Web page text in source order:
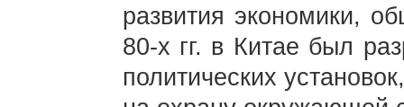
развития экономики,
80-х гг. в Китае был
политических